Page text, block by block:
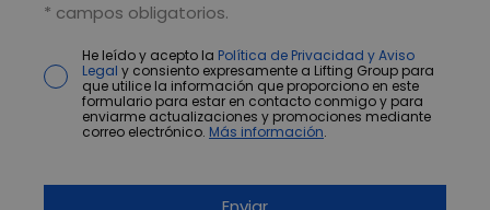
* campos obligatorios.
He leído y acepto la Política de Privacidad y Aviso
Legal y consiento expresamente a Lifting Group para
que utilice la información que proporciono en este
formulario para estar en contacto conmigo y para
enviarme actualizaciones y promociones mediante
correo electrónico. Más información.